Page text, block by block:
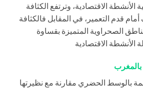
الاقتصادية، وترتفع الكثافة
قدم التعمير، في المقابل فالكثافة
الصحراوية المتميزة بقساوة
الأنشطة الاقتصادية
بالمغرب
بالوسط الحضري مقارنة مع نظيرتها